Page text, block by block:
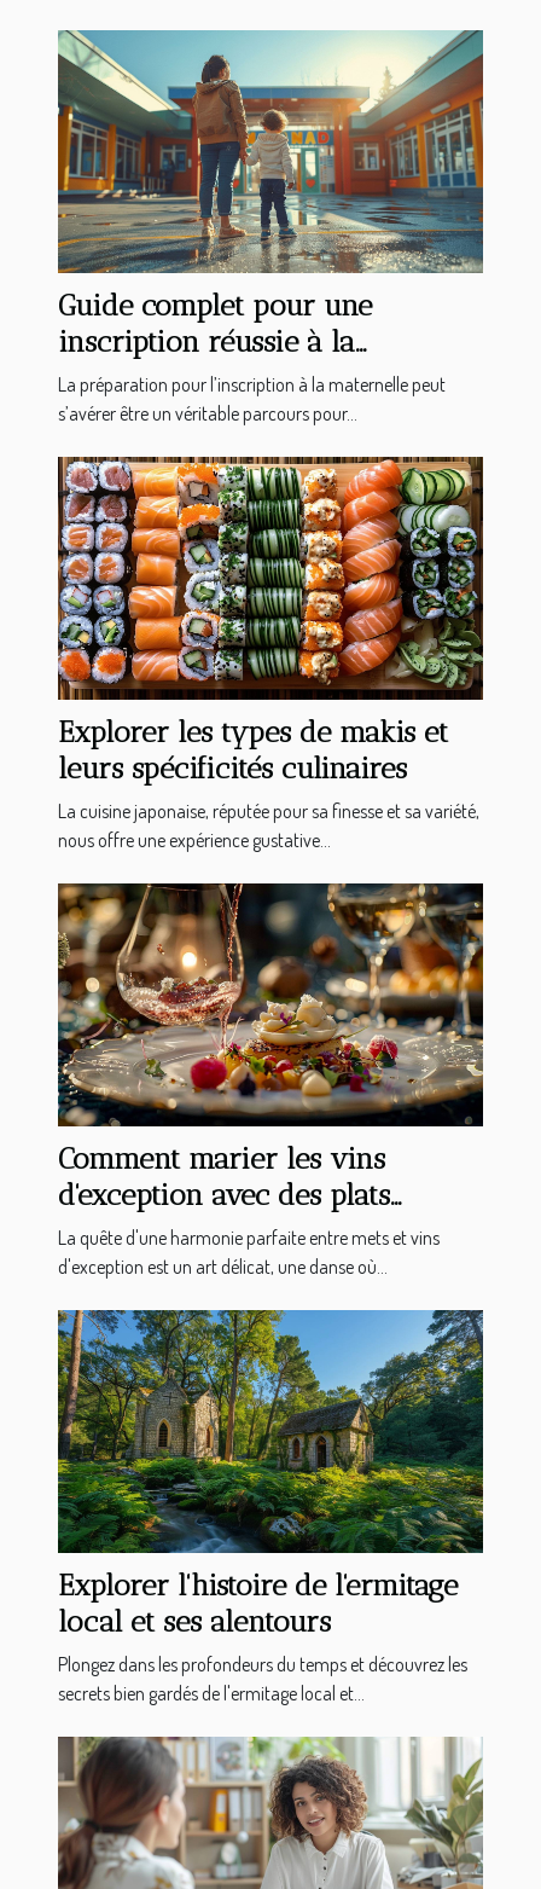
Guide complet pour une
inscription réussie à la
maternelle en 2025
La préparation pour l’inscription à la maternelle peut
s’avérer être un véritable parcours pour...
Explorer les types de makis et
leurs spécificités culinaires
La cuisine japonaise, réputée pour sa finesse et sa variété,
nous offre une expérience gustative...
Comment marier les vins
d'exception avec des plats
gastronomiques
La quête d'une harmonie parfaite entre mets et vins
d'exception est un art délicat, une danse où...
Explorer l'histoire de l'ermitage
local et ses alentours
Plongez dans les profondeurs du temps et découvrez les
secrets bien gardés de l'ermitage local et...